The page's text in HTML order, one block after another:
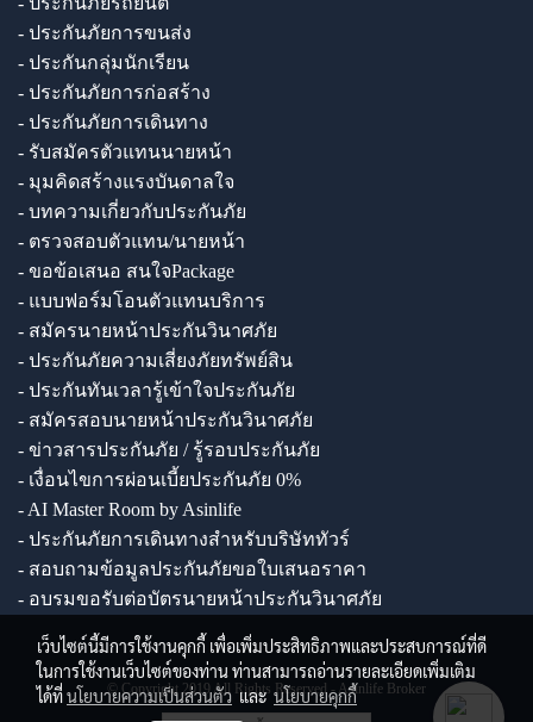
- ประกันภัยการขนส่ง
- ประกันกลุ่มนักเรียน
- ประกันภัยการก่อสร้าง
- ประกันภัยการเดินทาง
- รับสมัครตัวแทนนายหน้า
- มุมคิดสร้างแรงบันดาลใจ
- บทความเกี่ยวกับประกันภัย
- ตรวจสอบตัวแทน/นายหน้า
- ขอข้อเสนอ สนใจPackage
- แบบฟอร์มโอนตัวแทนบริการ
- สมัครนายหน้าประกันวินาศภัย
- ประกันภัยความเสี่ยงภัยทรัพย์สิน
- ประกันทันเวลารู้เข้าใจประกันภัย
- สมัครสอบนายหน้าประกันวินาศภัย
- ข่าวสารประกันภัย / รู้รอบประกันภัย
- เงื่อนไขการผ่อนเบี้ยประกันภัย 0%
- AI Master Room by Asinlife
- ประกันภัยการเดินทางสำหรับบริษัททัวร์
- สอบถามข้อมูลประกันภัยขอใบเสนอราคา
- อบรมขอรับต่อบัตรนายหน้าประกันวินาศภัย
© Copyright 2019 All Rights Reserved - Asinlife Broker
เว็บไซต์นี้มีการใช้งานคุกกี้ เพื่อเพิ่มประสิทธิภาพและประสบการณ์ที่ดี
ในการใช้งานเว็บไซต์ของท่าน ท่านสามารถอ่านรายละเอียดเพิ่มเติม
ได้ที่นโยบายความเป็นส่วนตัว และนโยบายคุกกี้